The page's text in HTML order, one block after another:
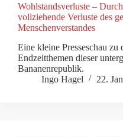
Wohlstandsverluste –
vollziehende Verluste des
Menschenverstandes
Eine kleine Presseschau zu
Endzeitthemen dieser
Bananenrepublik.
Ingo Hagel
22.